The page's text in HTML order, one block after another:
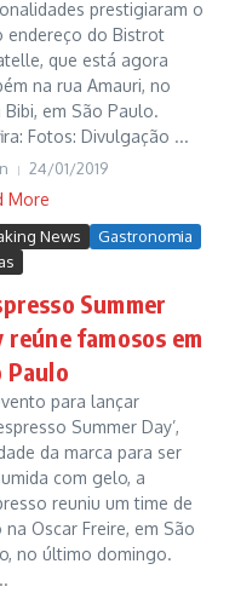
prestigiaram o
endereço do Bistrot
que está agora
na rua Amauri, no
Bibi, em São Paulo.
Fotos: Divulgação ...
24/01/2019
More
News
Gastronomia
Summer
reúne famosos em
Paulo
para lançar
Summer Day’,
da marca para ser
com gelo, a
reuniu um time de
na Oscar Freire, em São
no último domingo.